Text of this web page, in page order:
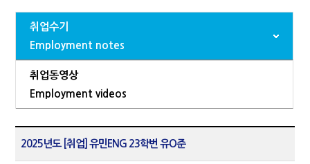
취업수기
Employment notes
취업동영상
Employment videos
2025년도 [취업] 유민ENG 23학번 유O준